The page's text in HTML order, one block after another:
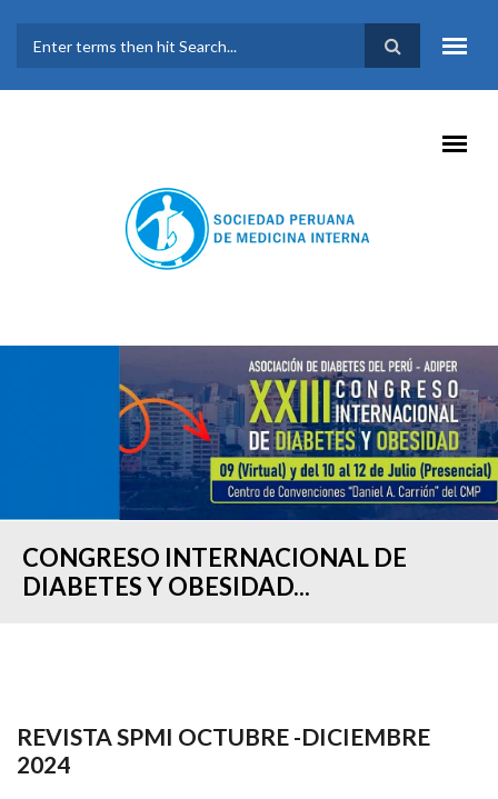
FORMULARIO DE
BÚSQUEDA
CONGRESO INTERNACIONAL DE
DIABETES Y OBESIDAD...
REVISTA SPMI OCTUBRE -DICIEMBRE
2024